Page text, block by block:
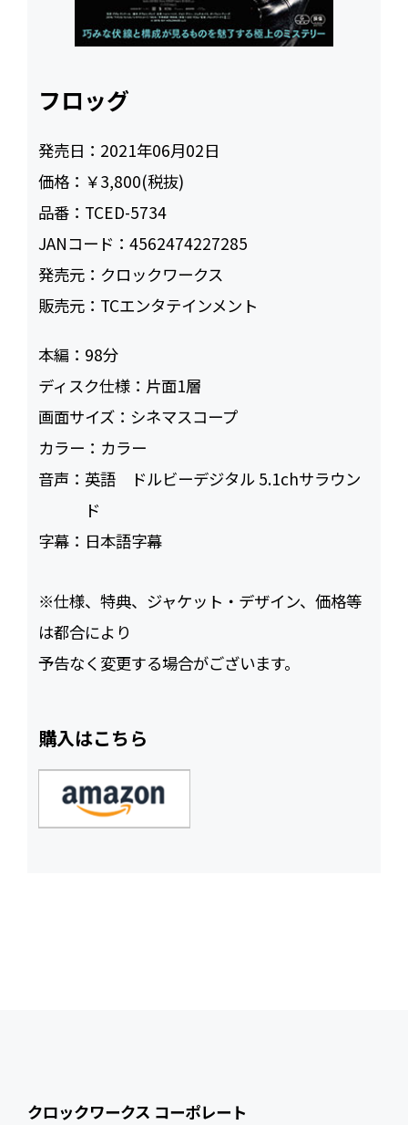
フロッグ
発売日： 2021年06月02日
価格： ￥3,800(税抜)
品番： TCED-5734
JANコード：4562474227285
発売元： クロックワークス
販売元： TCエンタテインメント
本編： 98
ディスク仕様： 片面1層
画面サイズ： シネマスコープ
カラー： カラー
音声： 英語 ドルビーデジタル 5.1chサラウン
ド
字幕： 日本語字幕
※仕様、特典、ジャケット・デザイン、価格等
は都合により
予告なく変更する場合がございます。
購入はこちら
クロックワークス コーポレート